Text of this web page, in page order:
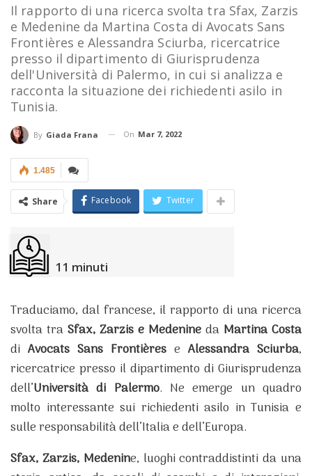
Il rapporto di una ricerca svolta tra Sfax, Zarzis
e Medenine da Martina Costa di Avocats Sans
Frontières e Alessandra Sciurba, ricercatrice
presso il dipartimento di Giurisprudenza
dell'Università di Palermo, in cui si analizza e
racconta la situazione dei richiedenti asilo in
Tunisia.
By Giada Frana On Mar 7, 2022
1.485
Share Facebook Twitter
11 minuti
Traduciamo, dal francese, il rapporto di una ricerca
svolta tra Sfax, Zarzis e Medenine da Martina Costa
di Avocats Sans Frontières e Alessandra Sciurba,
ricercatrice presso il dipartimento di Giurisprudenza
dell’Università di Palermo. Ne emerge un quadro
molto interessante sui richiedenti asilo in Tunisia e
sulle responsabilità dell’Italia e dell’Europa.
Sfax, Zarzis, Medenine, luoghi contraddistinti da una